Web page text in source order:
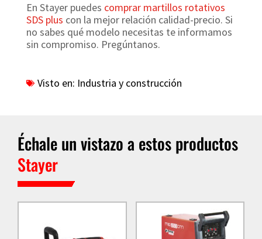
En Stayer puedes comprar martillos rotativos
SDS plus con la mejor relación calidad-precio. Si
no sabes qué modelo necesitas te informamos
sin compromiso. Pregúntanos.
Visto en: Industria y construcción
Échale un vistazo a estos productos
Stayer